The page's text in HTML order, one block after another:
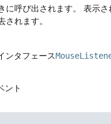
に呼び出されます。
表示さ
されます。
ンタフェース
ント